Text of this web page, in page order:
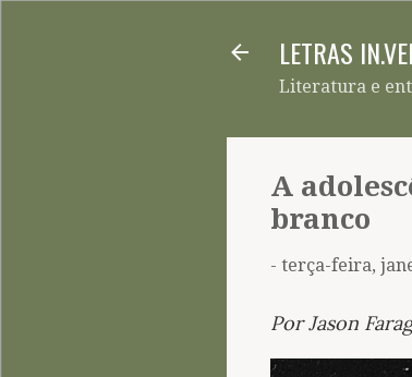
LETRAS
Literatura e
A
branco
- terça-feira,
Por Jason